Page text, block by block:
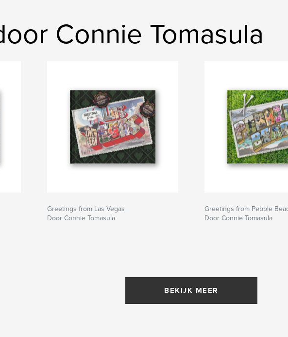
Connie Tomasula
Greetings from Las Vegas
Door Connie Tomasula
Greetings from Pebble
Door Connie Tomasula
BEKIJK MEER